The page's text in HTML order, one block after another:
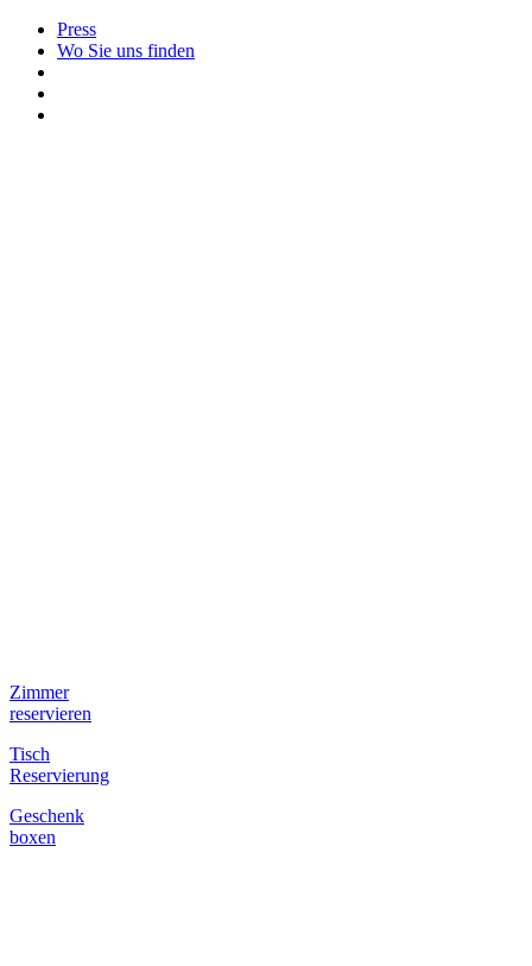
Press
Wo Sie uns finden
Zimmer
reservieren
Tisch
Reservierung
Geschenk
boxen